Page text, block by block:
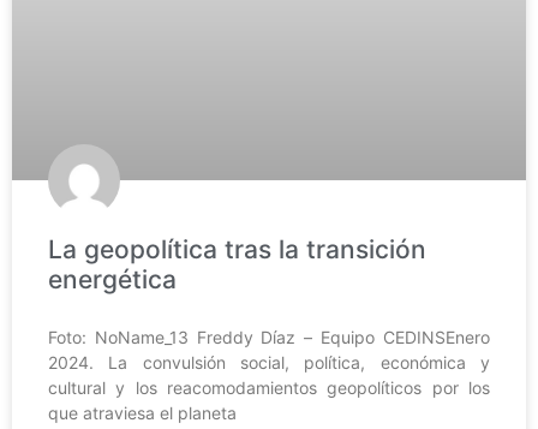
La geopolítica tras la transición
energética
Foto: NoName_13 Freddy Díaz – Equipo CEDINSEnero
2024. La convulsión social, política, económica y
cultural y los reacomodamientos geopolíticos por los
que atraviesa el planeta